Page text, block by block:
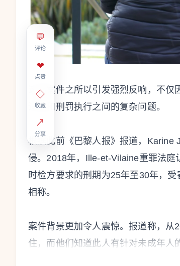
💬
评论
❤
点赞
◇
收藏
↗
分享
这起案件之所以引发强烈反响，不
追责和刑罚执行之间的复杂问题。
根据此前《巴黎人报》报道，Karine
侵。2018年，Ille-et-Vilaine重罪法庭
时检方要求的刑期为25年至30年，
相称。
案件背景更加令人震惊。报道称，
住，而他们知道此人有针对未成年人
直否认相关事实，但在2018年庭审